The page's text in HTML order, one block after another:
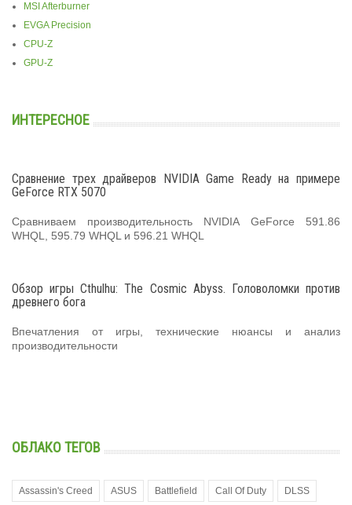
MSI Afterburner
EVGA Precision
CPU-Z
GPU-Z
ИНТЕРЕСНОЕ
Сравнение трех драйверов NVIDIA Game Ready на примере
GeForce RTX 5070
Сравниваем производительность NVIDIA GeForce 591.86
WHQL, 595.79 WHQL и 596.21 WHQL
Обзор игры Cthulhu: The Cosmic Abyss. Головоломки против
древнего бога
Впечатления от игры, технические нюансы и анализ
производительности
ОБЛАКО ТЕГОВ
Assassin's Creed ASUS Battlefield Call Of Duty DLSS